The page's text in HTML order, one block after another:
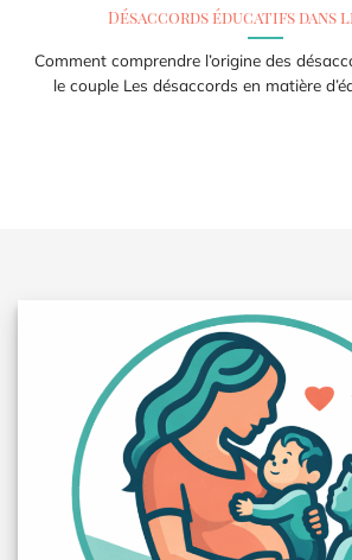
Désaccords éducatifs dans
Comment comprendre l’origine des
le couple Les désaccords en matière